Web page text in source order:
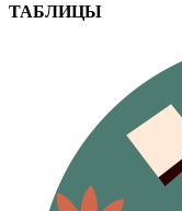
ТАБЛИЦЫ